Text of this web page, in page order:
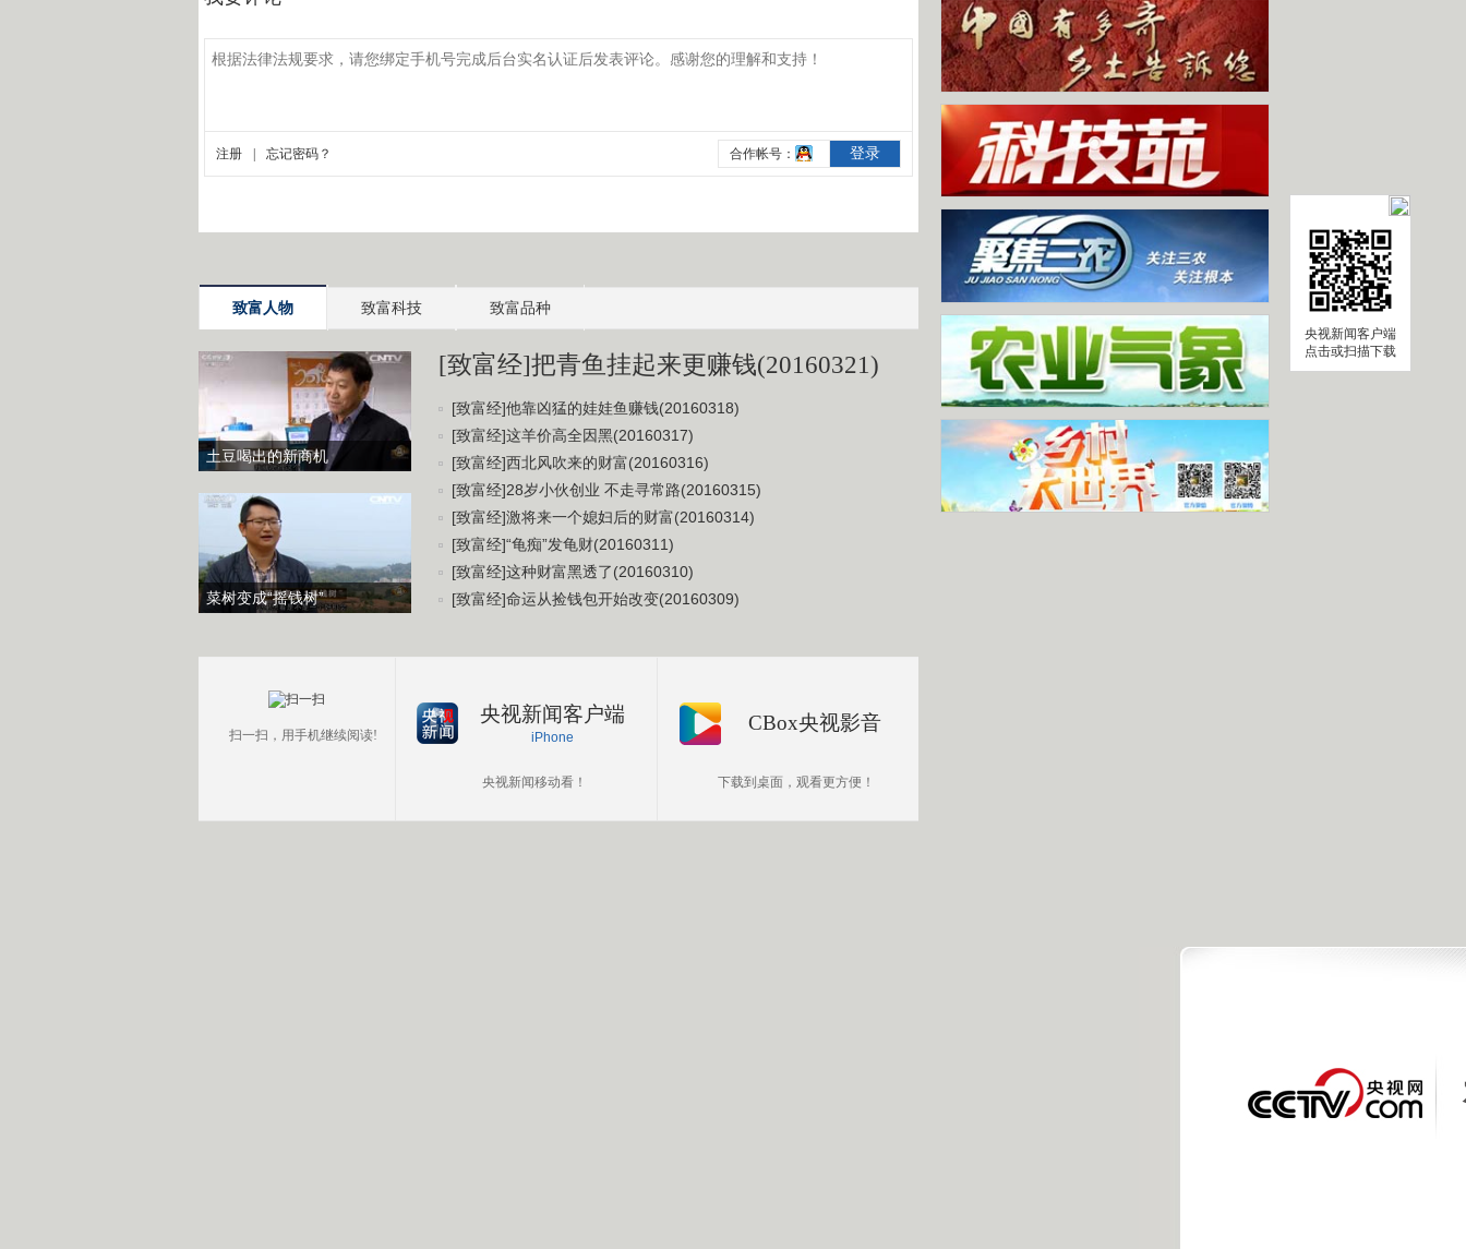
央视新闻客户端
点击或扫描下载
致富人物 致富科技 致富品种
土豆喝出的新商机
菜树变成“摇钱树”
[致富经]把青鱼挂起来更赚钱(20160321)
[致富经]他靠凶猛的娃娃鱼赚钱(20160318)
[致富经]这羊价高全因黑(20160317)
[致富经]西北风吹来的财富(20160316)
[致富经]28岁小伙创业 不走寻常路(20160315)
[致富经]激将来一个媳妇后的财富(20160314)
[致富经]“龟痴”发龟财(20160311)
[致富经]这种财富黑透了(20160310)
[致富经]命运从捡钱包开始改变(20160309)
扫一扫，用手机继续阅读!
央视新闻客户端
iPhone
央视新闻移动看！
CBox央视影音
下载到桌面，观看更方便！